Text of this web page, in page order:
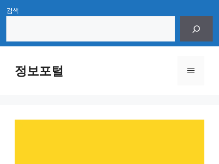
Skip
content
검색
정보포털 Menu